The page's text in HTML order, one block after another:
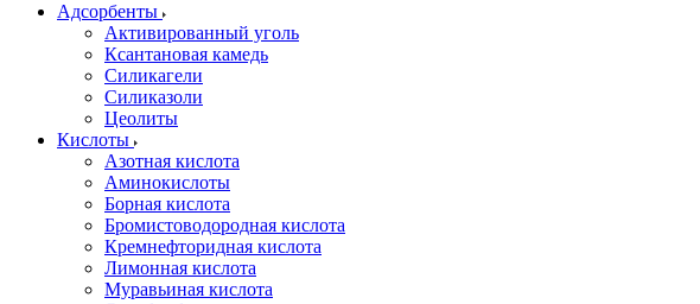
Адсорбенты
Активированный уголь
Ксантановая камедь
Силикагели
Силиказоли
Цеолиты
Кислоты
Азотная кислота
Аминокислоты
Борная кислота
Бромистоводородная кислота
Кремнефторидная кислота
Лимонная кислота
Муравьиная кислота